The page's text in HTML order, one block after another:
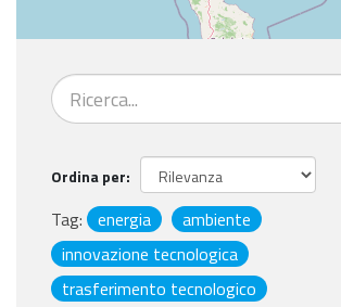
Ordina per
Tag: energia
ambiente
innovazione tecnologica
trasferimento tecnologico